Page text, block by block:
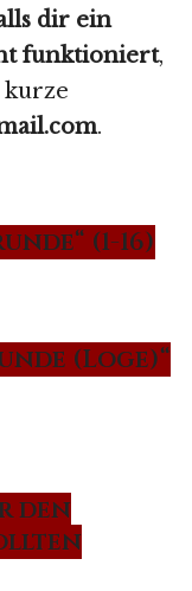
dir ein
funktioniert,
kurze
.
(1-16)
(Loge)“
den